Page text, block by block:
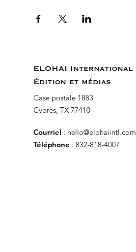
ELOHAI International
Édition et médias
Case postale 1883
Cyprès, TX 77410
Courriel : hello@elohaiintl.com
Téléphone : 832-818-4007